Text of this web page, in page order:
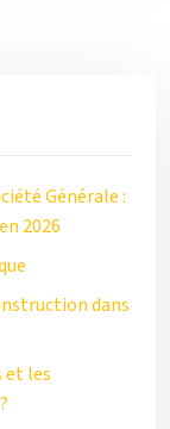
Générale :
2026
dans
et les